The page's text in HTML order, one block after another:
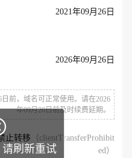
2021年09月26日
2026年09月26日
日前，域名可正常使用。请在2026
年09月26日前及时续费延期。
止转移 （clientTransferProhibit
ed）
请刷新重试